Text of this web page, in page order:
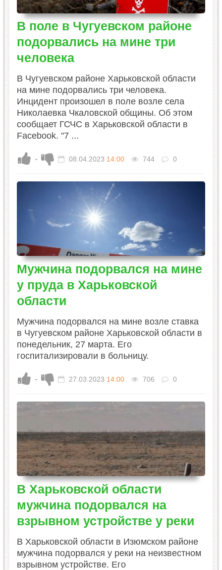
В поле в Чугуевском районе
подорвались на мине три
человека
В Чугуевском районе Харьковской области
на мине подорвались три человека.
Инцидент произошел в поле возле села
Николаевка Чкаловской общины. Об этом
сообщает ГСЧС в Харьковской области в
Facebook. "7 ...
- 08.04.2023 14:00 744 0
Мужчина подорвался на мине
у пруда в Харьковской
области
​Мужчина подорвался на мине возле ставка
в Чугуевском районе Харьковской области в
понедельник, 27 марта. Его
госпитализировали в больницу.
- 27.03.2023 14:00 706 0
В Харьковской области
мужчина подорвался на
взрывном устройстве у реки
В Харьковской области в Изюмском районе
мужчина подорвался у реки на неизвестном
взрывном устройстве. Его